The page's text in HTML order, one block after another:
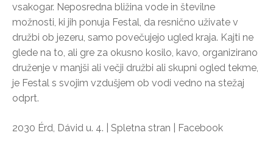
vsakogar. Neposredna bližina vode in številne
možnosti, ki jih ponuja Festal, da resnično uživate v
družbi ob jezeru, samo povečujejo ugled kraja. Kajti ne
glede na to, ali gre za okusno kosilo, kavo, organizirano
druženje v manjši ali večji družbi ali skupni ogled tekme,
je Festal s svojim vzdušjem ob vodi vedno na stežaj
odprt.
2030 Érd, Dávid u. 4. | Spletna stran | Facebook